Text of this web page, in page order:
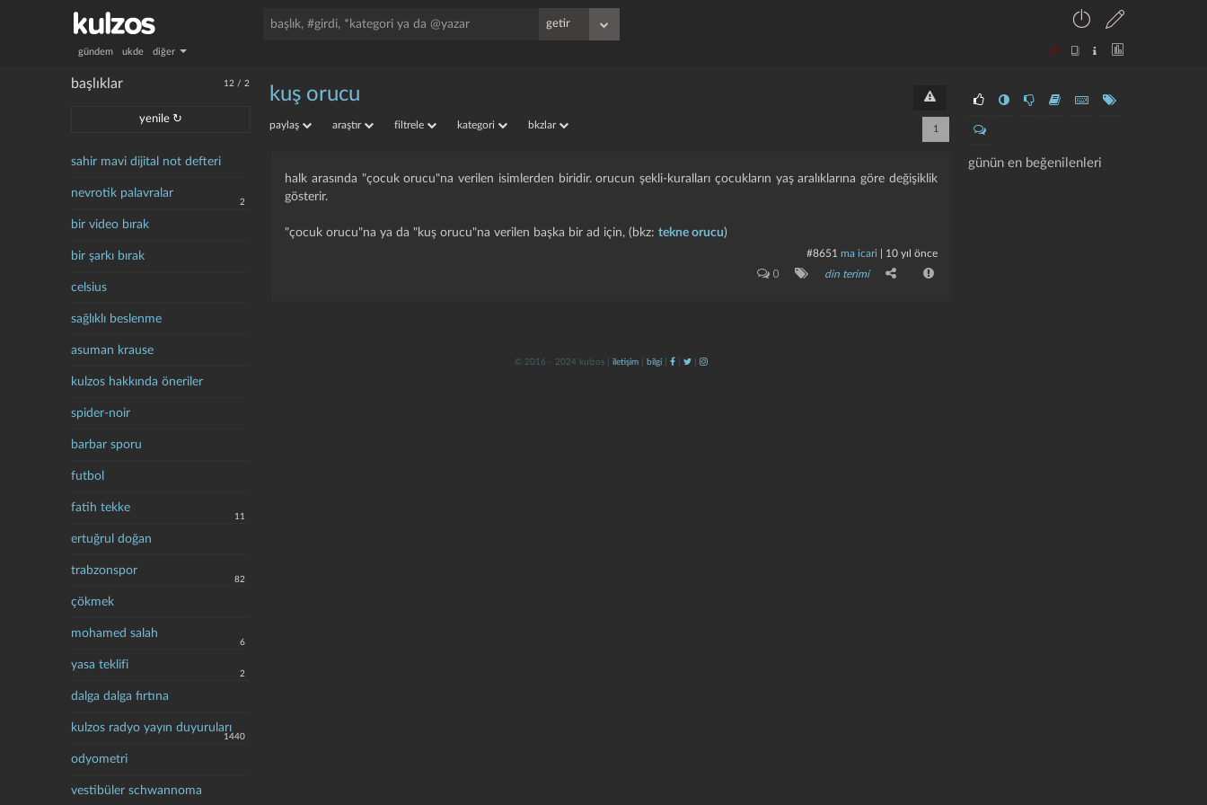
gündem ukde diğer
12 /2
başlıklar
yenile ↻
sahir mavi dijital not defteri
nevrotik palavralar
2
bir video bırak
bir şarkı bırak
celsius
sağlıklı beslenme
asuman krause
kulzos hakkında öneriler
spider-noir
barbar sporu
futbol
fatih tekke
11
ertuğrul doğan
trabzonspor
82
çökmek
mohamed salah
6
yasa teklifi
2
dalga dalga fırtına
kulzos radyo yayın duyuruları
1440
odyometri
vestibüler schwannoma
günün en beğenilenleri
kuş orucu
paylaş araştır filtrele kategori bkzlar 1
halk arasında "çocuk orucu"na verilen isimlerden biridir. orucun şekli-kuralları çocukların yaş aralıklarına göre değişiklik
gösterir.
"çocuk orucu"na ya da "kuş orucu"na verilen başka bir ad için, (bkz:tekne orucu)
#8651 ma icari 10 yıl önce
0 din terimi
© 2016 - 2024 kulzos | iletişim bilgi